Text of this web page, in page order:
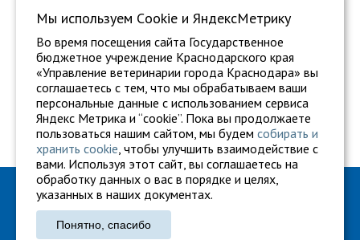
ГБУ "Ветуправление города Краснодара"
Адрес: г. Краснодар, ул. Карасунская, 110
Тел.: +7 861 260-27-94
Мы используем Сookie и ЯндексМетрику
Во время посещения сайта Государственное
бюджетное учреждение Краснодарского края
«Управление ветеринарии города Краснодара» вы
соглашаетесь с тем, что мы обрабатываем ваши
персональные данные с использованием сервиса
Яндекс Метрика и “cookie”. Пока вы продолжаете
пользоваться нашим сайтом, мы будем собирать и
хранить cookie, чтобы улучшить взаимодействие с
вами. Используя этот сайт, вы соглашаетесь на
обработку данных о вас в порядке и целях,
указанных в наших документах.
Понятно, спасибо